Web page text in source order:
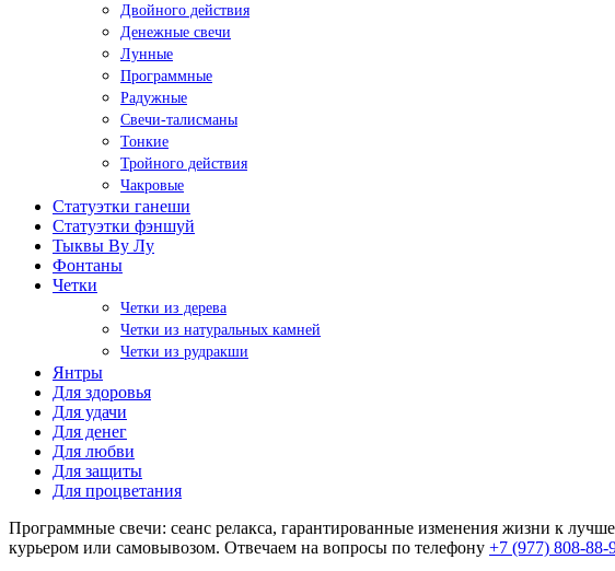
Двойного действия
Денежные свечи
Лунные
Программные
Радужные
Свечи-талисманы
Тонкие
Тройного действия
Чакровые
Статуэтки ганеши
Статуэтки фэншуй
Тыквы Ву Лу
Фонтаны
Четки
Четки из дерева
Четки из натуральных камней
Четки из рудракши
Янтры
Для здоровья
Для удачи
Для денег
Для любви
Для защиты
Для процветания
Программные свечи: сеанс релакса, гарантированные изменения жизни к
курьером или самовывозом. Отвечаем на вопросы по телефону +7 (977) 808-88-